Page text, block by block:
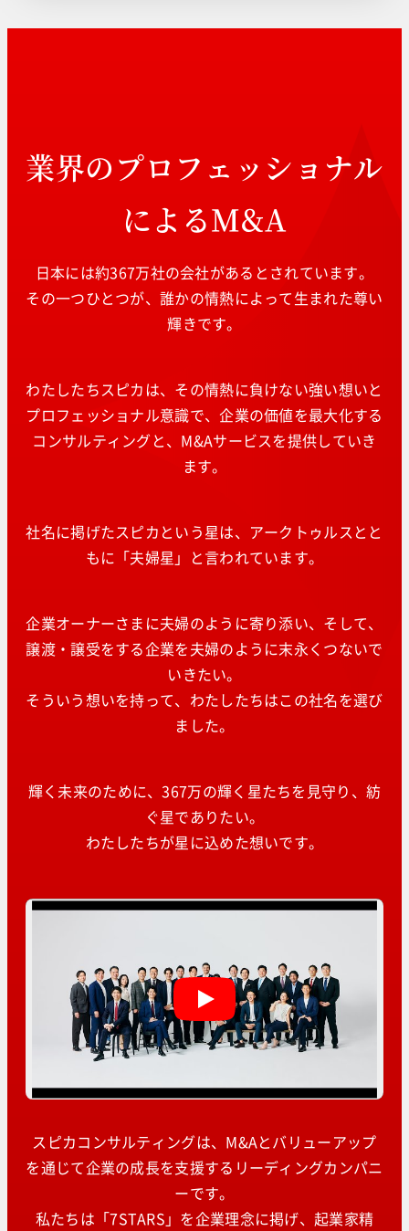
業界のプロフェッショナル
によるM&A
日本には約367万社の会社があるとされています。
その一つひとつが、誰かの情熱によって生まれた尊い
輝きです。
わたしたちスピカは、その情熱に負けない強い想いと
プロフェッショナル意識で、企業の価値を最大化する
コンサルティングと、M&Aサービスを提供していき
ます。
社名に掲げたスピカという星は、アークトゥルスとと
もに「夫婦星」と言われています。
企業オーナーさまに夫婦のように寄り添い、そして、
譲渡・譲受をする企業を夫婦のように末永くつないで
いきたい。
そういう想いを持って、わたしたちはこの社名を選び
ました。
輝く未来のために、367万の輝く星たちを見守り、紡
ぐ星でありたい。
わたしたちが星に込めた想いです。
スピカコンサルティングは、M&Aとバリューアップ
を通じて企業の成長を支援するリーディングカンパニ
ーです。
私たちは「7STARS」を企業理念に掲げ、起業家精